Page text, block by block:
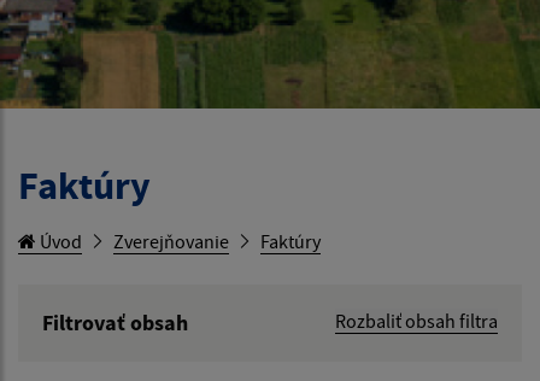
Faktúry
Úvod Zverejňovanie Faktúry
Filtrovať obsah
Rozbaliť obsah filtra